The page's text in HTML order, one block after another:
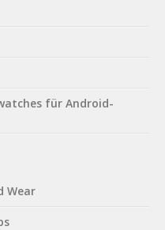
für Android-
Wear